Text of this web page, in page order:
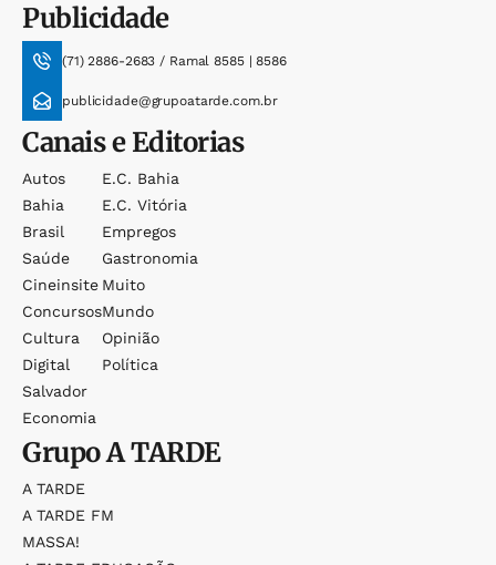
Publicidade
(71) 2886-2683 / Ramal 8585 | 8586
publicidade@grupoatarde.com.br
Canais e Editorias
Autos
Bahia
Brasil
Saúde
Cineinsite
Concursos
Cultura
Digital
Salvador
Economia
E.c. Bahia
E.c. Vitória
Empregos
Gastronomia
Muito
Mundo
Opinião
Política
GrupoA TARDE
A TARDE
A TARDE FM
MASSA!